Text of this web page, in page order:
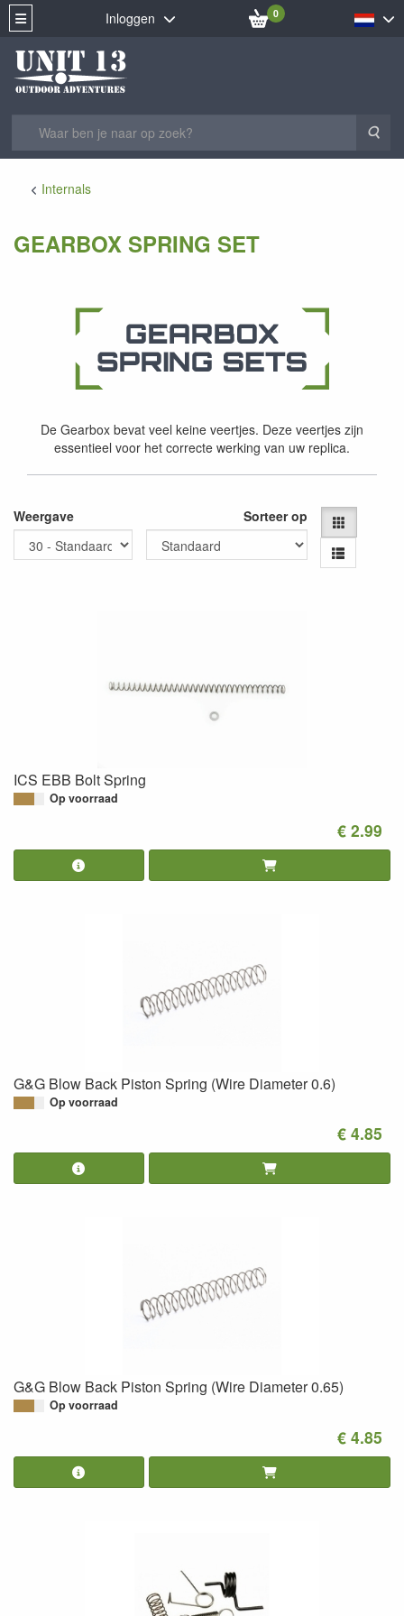
Inloggen 0
Internals
GEARBOX SPRING SET
De Gearbox bevat veel keine veertjes. Deze veertjes zijn
essentieel voor het correcte werking van uw replica.
Weergave Sorteer op
ICS EBB Bolt Spring
Op voorraad
€ 2.99
G&G Blow Back Piston Spring (Wire Diameter 0.6)
Op voorraad
€ 4.85
G&G Blow Back Piston Spring (Wire Diameter 0.65)
Op voorraad
€ 4.85